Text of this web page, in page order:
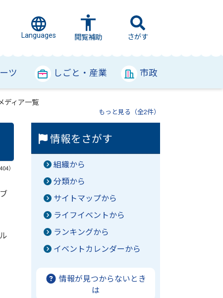
Languages 閲覧補助 さがす
ツ しごと・産業 市政
ディア一覧
もっと見る（全2件）
）
情報をさがす
組織から
分類から
サイトマップから
ライフイベントから
ランキングから
イベントカレンダーから
情報が見つからないとき
は